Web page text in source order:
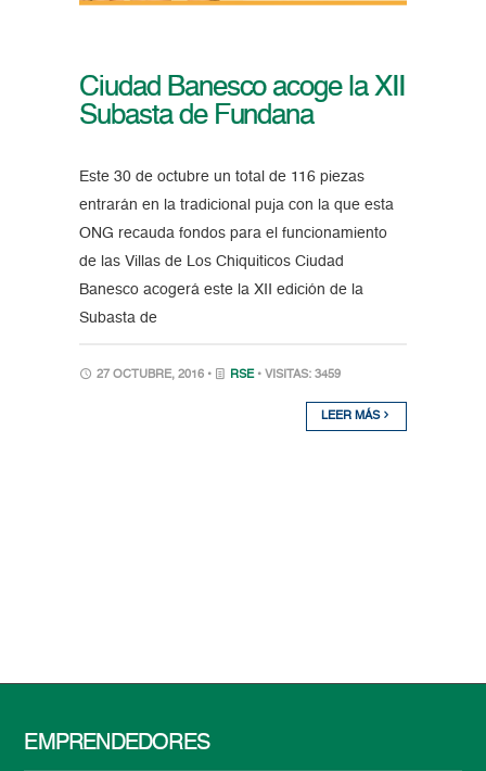
Ciudad Banesco acoge la XII
Subasta de Fundana
Este 30 de octubre un total de 116 piezas
entrarán en la tradicional puja con la que esta
ONG recauda fondos para el funcionamiento
de las Villas de Los Chiquiticos Ciudad
Banesco acogerá este la XII edición de la
Subasta de
27 OCTUBRE, 2016 • RSE • VISITAS: 3459
LEER MÁS
EMPRENDEDORES